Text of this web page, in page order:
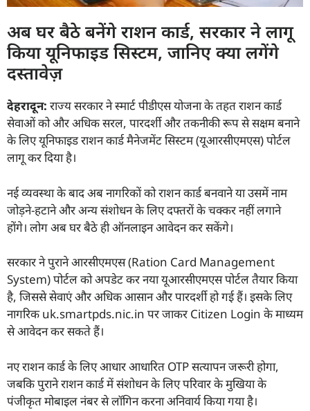
अब घर बैठे बनेंगे राशन कार्ड, सरकार ने लागू
किया यूनिफाइड सिस्टम, जानिए क्या लगेंगे
दस्तावेज़
देहरादून: राज्य सरकार ने स्मार्ट पीडीएस योजना के तहत राशन कार्ड
सेवाओं को और अधिक सरल, पारदर्शी और तकनीकी रूप से सक्षम बनाने
के लिए यूनिफाइड राशन कार्ड मैनेजमेंट सिस्टम (यूआरसीएमएस) पोर्टल
लागू कर दिया है।
नई व्यवस्था के बाद अब नागरिकों को राशन कार्ड बनवाने या उसमें नाम
जोड़ने-हटाने और अन्य संशोधन के लिए दफ्तरों के चक्कर नहीं लगाने
होंगे। लोग अब घर बैठे ही ऑनलाइन आवेदन कर सकेंगे।
सरकार ने पुराने आरसीएमएस (Ration Card Management
System) पोर्टल को अपडेट कर नया यूआरसीएमएस पोर्टल तैयार किया
है, जिससे सेवाएं और अधिक आसान और पारदर्शी हो गई हैं। इसके लिए
नागरिक uk.smartpds.nic.in पर जाकर Citizen Login के माध्यम
से आवेदन कर सकते हैं।
नए राशन कार्ड के लिए आधार आधारित OTP सत्यापन जरूरी होगा,
जबकि पुराने राशन कार्ड में संशोधन के लिए परिवार के मुखिया के
पंजीकृत मोबाइल नंबर से लॉगिन करना अनिवार्य किया गया है।